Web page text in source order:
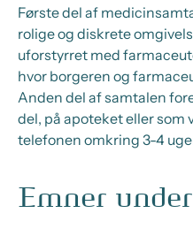
Første del af
rolige og diskrete
uforstyrret med
hvor borgeren og
Anden del af samtalen
del, på apoteket eller som
telefonen omkring 3-4
Emner